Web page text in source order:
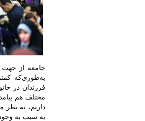
جامعه از جهت
به‌طوری‌که
فرزندان در
مختلف هم
داریم، به نظر
به سبب به